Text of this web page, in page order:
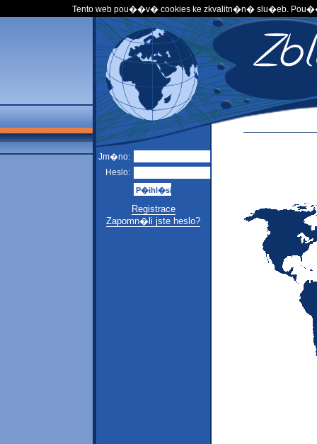
Tento web pou��v� cookies ke zkvalitn�n� slu�eb.
Jm�no:
Heslo:
Registrace
Zapomn�li jste heslo?